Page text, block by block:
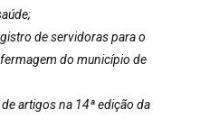
de servidoras para o
do município de
artigos na 14ª edição da